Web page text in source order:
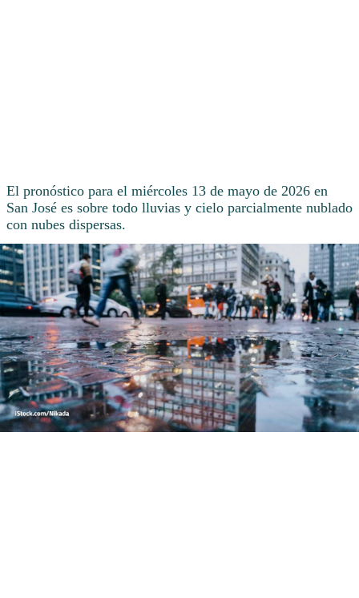
El pronóstico para el miércoles 13 de mayo de 2026 en
San José es sobre todo lluvias y cielo parcialmente nublado
con nubes dispersas.